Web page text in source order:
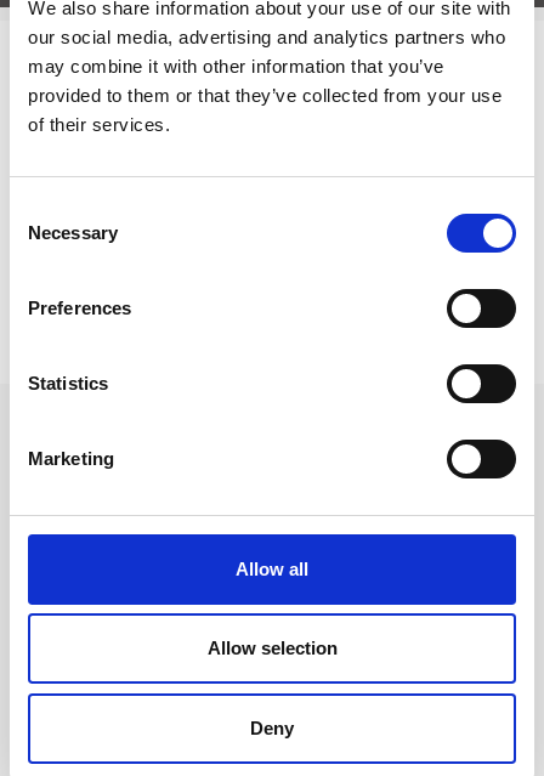
We also share information about your use of our site with
our social media, advertising and analytics partners who
may combine it with other information that you’ve
provided to them or that they’ve collected from your use
of their services.
Selection
Necessary
Preferences
Statistics
Marketing
Allow all
Allow selection
Deny
Relaterade kategorier
Kontorsvaror
Kontorsvaror / Skriva & Rita /Pennor & Tillbehör
Prishistorik